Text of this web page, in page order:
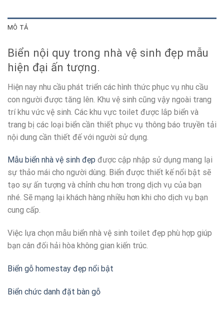
MÔ TẢ
Biển nội quy trong nhà vệ sinh đẹp mẫu
hiện đại ấn tượng.
Hiện nay nhu cầu phát triển các hình thức phục vụ nhu cầu
con người được tăng lên. Khu vệ sinh cũng vậy ngoài trang
trí khu vức vệ sinh. Các khu vực toilet được lắp biển và
trang bị các loại biển cần thiết phục vụ thông báo truyền tải
nội dung cần thiết đế với người sử dụng.
Mẫu biển nhà vệ sinh đẹp được cập nhập sử dụng mang lại
sự thảo mái cho người dùng. Biển được thiết kế nổi bật sẽ
tạo sự ấn tượng và chỉnh chu hơn trong dịch vụ của bạn
nhé. Sẽ mạng lại khách hàng nhiều hơn khi cho dịch vụ bạn
cung cấp.
Việc lựa chọn mẫu biển nhà vệ sinh toilet đẹp phù hợp giúp
bạn cân đối hải hòa không gian kiến trúc.
Biển gỗ homestay đẹp nổi bật
Biển chức danh đặt bàn gỗ